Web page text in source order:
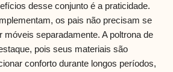
desse conjunto é a praticidade.
os pais não precisam se
móveis separadamente. A poltrona de
pois seus materiais são
conforto durante longos períodos,